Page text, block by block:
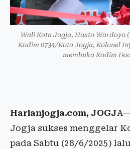
Wali Kota Jogja, Hasto Wardoyo
Kodim 0734/Kota Jogja, Kolonel
membuka Kodim
Harianjogja.com, JOGJ
Jogja sukses menggelar
pada Sabtu (28/6/2025)